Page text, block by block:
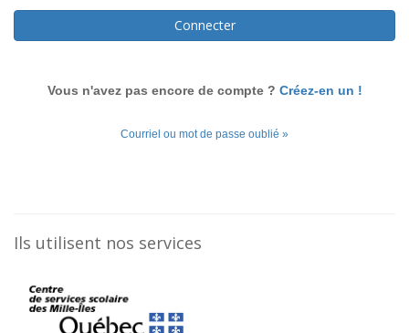
Connecter
Vous n'avez pas encore de compte ? Créez-en un !
Courriel ou mot de passe oublié »
Ils utilisent nos services